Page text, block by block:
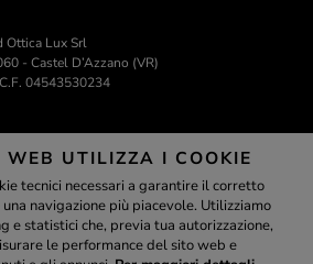
Ottica Lux Srl
- Castel D’Azzano (VR)
04543530234
Colombo 3000
Assistente
WEB UTILIZZA I COOKIE
tecnici necessari a garantire il corretto
navigazione più piacevole. Utilizziamo
e statistici che, previa tua autorizzazione,
le performance del sito web e